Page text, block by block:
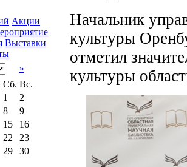
Акции
Выставки
»
Сб. Вс.
1
2
8
9
15
16
22
23
29
30
Начальник
культуры
отметил
культуры